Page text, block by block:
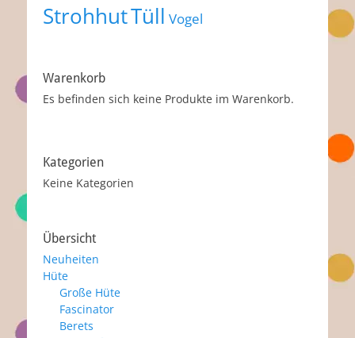
StrohhutTüll Vogel
Warenkorb
Es befinden sich keine Produkte im Warenkorb.
Kategorien
Keine Kategorien
Übersicht
Neuheiten
Hüte
Große Hüte
Fascinator
Berets